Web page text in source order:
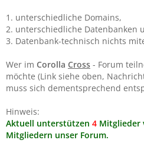
1. unterschiedliche Domains,
2. unterschiedliche Datenbanken
3. Datenbank-technisch nichts
Wer im Corolla Cross - Forum
möchte (Link siehe oben,
muss sich dementsprechend
Hinweis:
Aktuell unterstützen 4 Mitglieder
Mitgliedern unser Forum.